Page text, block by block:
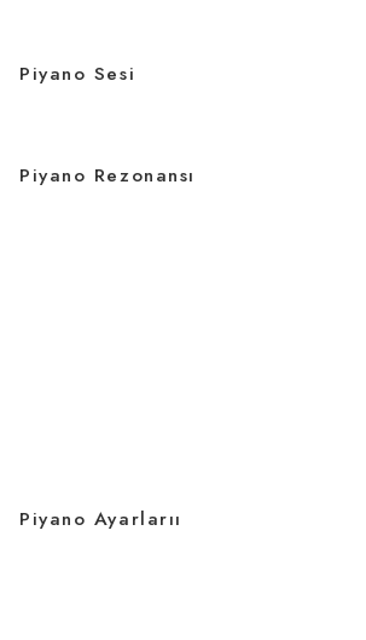
Piyano Sesi
Piyano Rezonansı
Piyano Ayarlarıı